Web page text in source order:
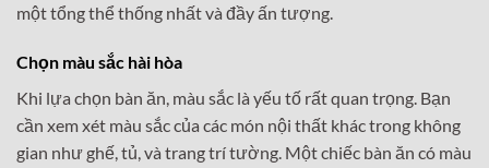
một tổng thể thống nhất và đầy ấn tượng.
Chọn màu sắc hài hòa
Khi lựa chọn bàn ăn, màu sắc là yếu tố rất quan trọng. Bạn
cần xem xét màu sắc của các món nội thất khác trong không
gian như ghế, tủ, và trang trí tường. Một chiếc bàn ăn có màu